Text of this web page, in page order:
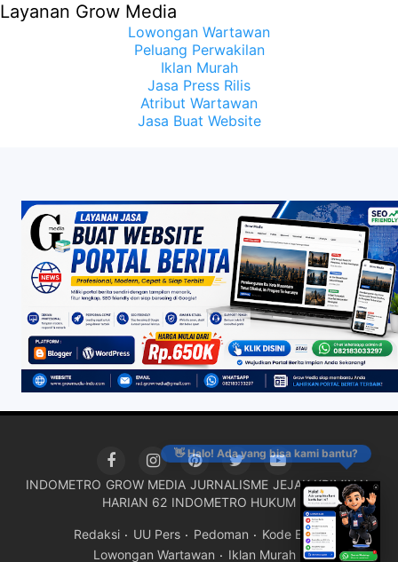
Layanan Grow Media
Lowongan Wartawan
Peluang Perwakilan
Iklan Murah
Jasa Press Rilis
Atribut Wartawan
Jasa Buat Website
👋 Halo! Ada yang bisa kami bantu?
INDOMETRO GROW MEDIA JURNALISME JEJAK KRIMINAL
HARIAN 62 INDOMETRO HUKUM
Redaksi UU Pers Pedoman
Kode Etik
Lowongan Wartawan
Iklan Murah